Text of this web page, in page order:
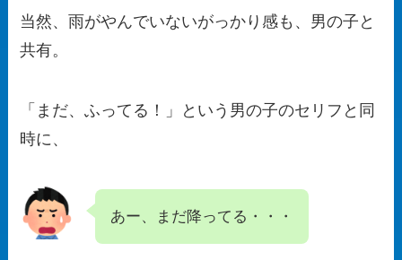
当然、雨がやんでいないがっかり感も、男の子と
共有。
「まだ、ふってる！」という男の子のセリフと同
時に、
あー、まだ降ってる・・・